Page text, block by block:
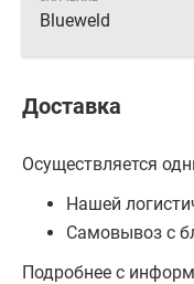
Blueweld
Доставка
Осуществляется
Нашей
Самовывоз с
Подробнее с